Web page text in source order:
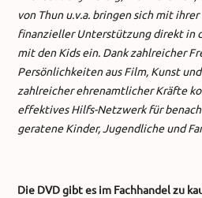
von Thun u.v.a. bringen sich mit
finanzieller Unterstützung direkt in
mit den Kids ein. Dank zahlreicher
Persönlichkeiten aus Film, Kunst
zahlreicher ehrenamtlicher Kräfte
effektives Hilfs-Netzwerk für
geratene Kinder, Jugendliche und
Die DVD gibt es im Fachhandel zu